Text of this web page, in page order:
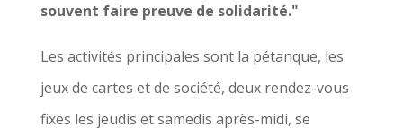
souvent faire preuve de solidarité."
Les activités principales sont la pétanque, les
jeux de cartes et de société, deux rendez-vous
fixes les jeudis et samedis après-midi, se